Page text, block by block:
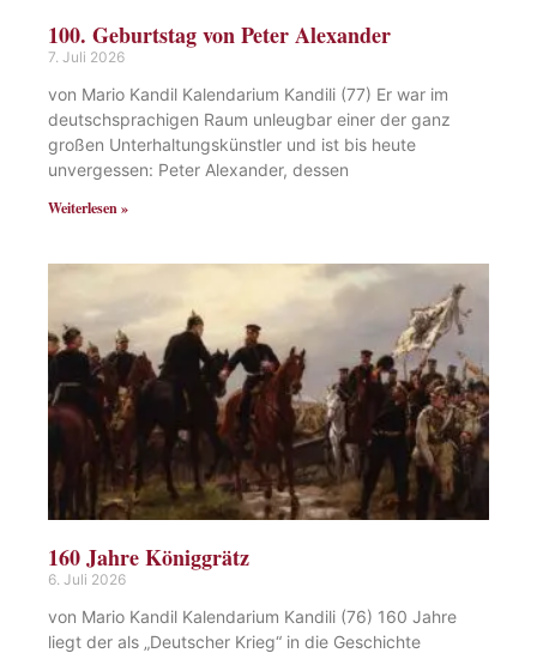
100. Geburtstag von Peter Alexander
7. Juli 2026
von Mario Kandil Kalendarium Kandili (77) Er war im
deutschsprachigen Raum unleugbar einer der ganz
großen Unterhaltungskünstler und ist bis heute
unvergessen: Peter Alexander, dessen
Weiterlesen »
160 Jahre Königgrätz
6. Juli 2026
von Mario Kandil Kalendarium Kandili (76) 160 Jahre
liegt der als „Deutscher Krieg“ in die Geschichte